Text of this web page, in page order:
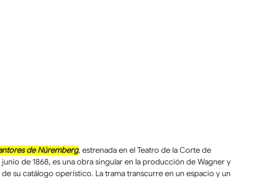
de Núremberg, estrenada en el Teatro de la Corte de
junio de 1868, es una obra singular en la producción de Wagner y
su catálogo operístico. La trama transcurre en un espacio y un